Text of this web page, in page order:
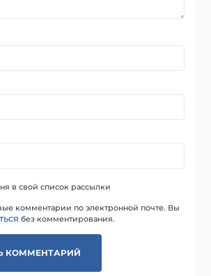
в свой список рассылки
комментарии по электронной почте. Вы
без комментирования.